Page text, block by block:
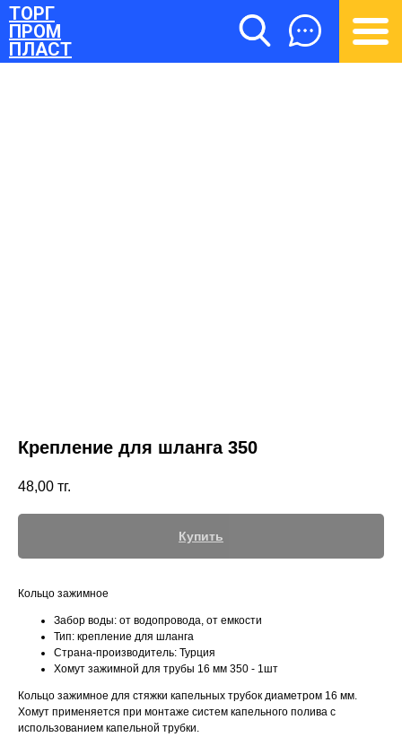
ТОРГ
ПРОМ
ПЛАСТ
Крепление для шланга 350
48,00 тг.
Купить
Кольцо зажимное
Забор воды: от водопровода, от емкости
Тип: крепление для шланга
Страна-производитель: Турция
Хомут зажимной для трубы 16 мм 350 - 1шт
Кольцо зажимное для стяжки капельных трубок диаметром 16 мм.
Хомут применяется при монтаже систем капельного полива с
использованием капельной трубки.